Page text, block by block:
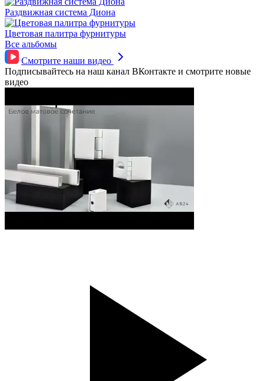
Раздвижная система Диона
Цветовая палитра фурнитуры
Все альбомы
Смотрите наши видео
Подписывайтесь на наш канал ВКонтакте и смотрите новые
видео